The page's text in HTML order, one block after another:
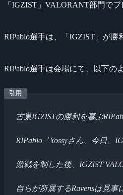
「IGZIST」VALORANT部門で
RIPablo選手は、「IGZIST」が勝
RIPablo選手は会場にて、以下の
古巣IGZISTの勝利を喜ぶ
RIPablo「Yossyさん、今日、
激戦を制した後、IGZIST
自らが所属するRavensは見事